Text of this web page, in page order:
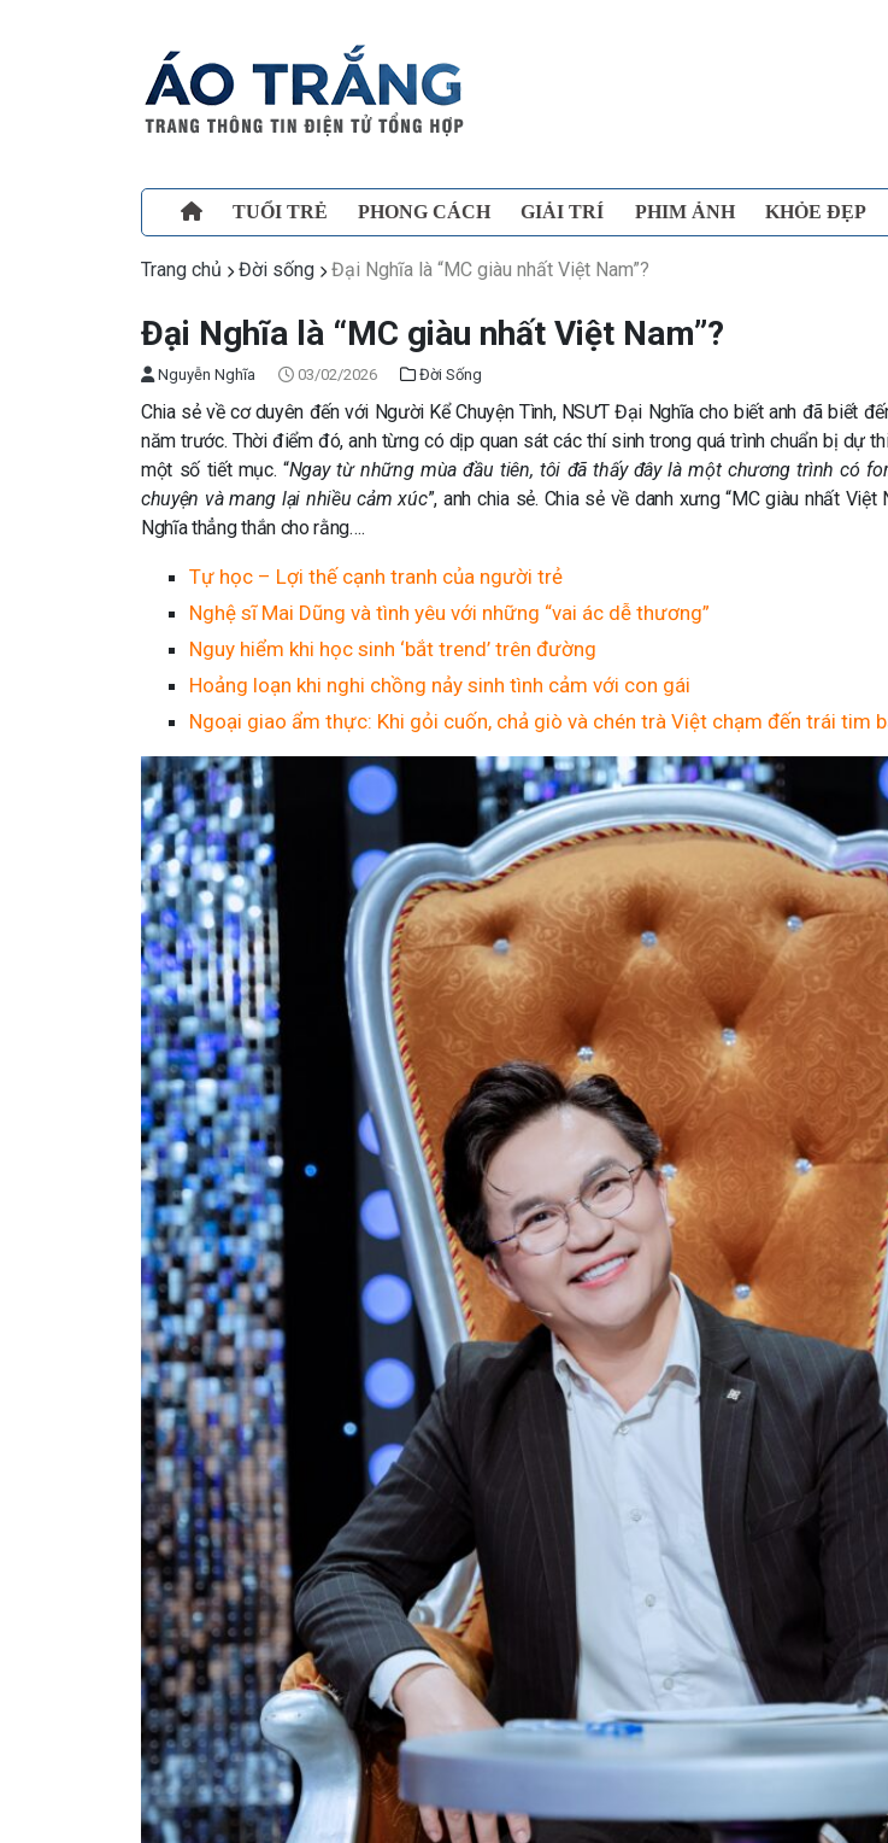
TUỔI TRẺ PHONG CÁCH GIẢI TRÍ PHIM ẢNH KHỎE ĐẸP
Trang chủ Đời sống Đại Nghĩa là “MC giàu nhất Việt Nam”?
Đại Nghĩa là “MC giàu nhất Việt Nam”?
Nguyễn Nghĩa 03/02/2026 Đời Sống
Chia sẻ về cơ duyên đến với Người Kể Chuyện Tình, NSƯT Đại Nghĩa cho biết anh đã biết
năm trước. Thời điểm đó, anh từng có dịp quan sát các thí sinh trong quá trình chuẩn bị dự
một số tiết mục. “Ngay từ những mùa đầu tiên, tôi đã thấy đây là một chương trình có
chuyện và mang lại nhiều cảm xúc”, anh chia sẻ. Chia sẻ về danh xưng “MC giàu nhất
Nghĩa thẳng thắn cho rằng….
Tự học – Lợi thế cạnh tranh của người trẻ
Nghệ sĩ Mai Dũng và tình yêu với những “vai ác dễ thương”
Nguy hiểm khi học sinh ‘bắt trend’ trên đường
Hoảng loạn khi nghi chồng nảy sinh tình cảm với con gái
Ngoại giao ẩm thực: Khi gỏi cuốn, chả giò và chén trà Việt chạm đến trái tim